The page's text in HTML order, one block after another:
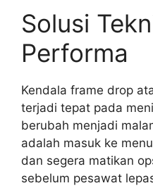
Solusi
Performa
Kendala frame drop
terjadi tepat pada
berubah menjadi
adalah masuk ke
dan segera matikan
sebelum pesawat